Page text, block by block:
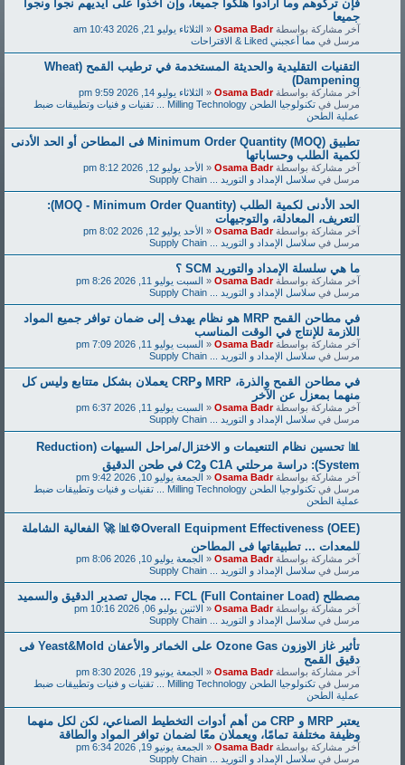
فإن تركوهم وما أرادوا هلكوا جميعا، وإن أخذوا على أيديهم نجوا ونجوا
جميعا
آخر مشاركة بواسطةOsama Badr
«الثلاثاء يوليو 21, 2026 10:43 am
مرسل فيمما أعجبني Liked & الاقتراحات
التقنيات التقليدية والحديثة المستخدمة في ترطيب القمح (Wheat
Dampening)
آخر مشاركة بواسطةOsama Badr
«الثلاثاء يوليو 14, 2026 9:59 pm
مرسل في
تكنولوجيا الطحن Milling Technology ... تقنيات و فنيات وتطبيقات ضبط
عملية الطحن
تطبيق Minimum Order Quantity (MOQ) فى المطاحن أو الحد الأدنى
لكمية الطلب وحساباتها
آخر مشاركة بواسطةOsama Badr
«الأحد يوليو 12, 2026 8:12 pm
مرسل فيسلاسل الإمداد و التوريد ... Supply Chain
الحد الأدنى لكمية الطلب (MOQ - Minimum Order Quantity):
التعريف، المعادلة، والتوجيهات
آخر مشاركة بواسطةOsama Badr
«الأحد يوليو 12, 2026 8:02 pm
مرسل فيسلاسل الإمداد و التوريد ... Supply Chain
ما هي سلسلة الإمداد والتوريد SCM ؟
آخر مشاركة بواسطةOsama Badr
«السبت يوليو 11, 2026 8:26 pm
مرسل فيسلاسل الإمداد و التوريد ... Supply Chain
في مطاحن القمح MRP هو نظام يهدف إلى ضمان توافر جميع المواد
اللازمة للإنتاج في الوقت المناسب
آخر مشاركة بواسطةOsama Badr
«السبت يوليو 11, 2026 7:09 pm
مرسل فيسلاسل الإمداد و التوريد ... Supply Chain
في مطاحن القمح والذرة، MRP وCRP يعملان بشكل متتابع وليس كل
منهما بمعزل عن الآخر
آخر مشاركة بواسطةOsama Badr
«السبت يوليو 11, 2026 6:37 pm
مرسل فيسلاسل الإمداد و التوريد ... Supply Chain
📊 تحسين نظام التنعيمات و الاختزال/مراحل السيهات (Reduction
System): دراسة مرحلتي C1A وC2 في طحن الدقيق
آخر مشاركة بواسطةOsama Badr
«الجمعة يوليو 10, 2026 9:42 pm
مرسل في
تكنولوجيا الطحن Milling Technology ... تقنيات و فنيات وتطبيقات ضبط
عملية الطحن
Overall Equipment Effectiveness (OEE)⚙️📊 🚀 الفعالية الشاملة
للمعدات ... تطبيقاتها فى المطاحن
آخر مشاركة بواسطةOsama Badr
«الجمعة يوليو 10, 2026 8:06 pm
مرسل فيسلاسل الإمداد و التوريد ... Supply Chain
مصطلح FCL (Full Container Load) ... مجال تصدير الدقيق والسميد
آخر مشاركة بواسطةOsama Badr
«الاثنين يوليو 06, 2026 10:16 pm
مرسل فيسلاسل الإمداد و التوريد ... Supply Chain
تأثير غاز الاوزون Ozone Gas على الخمائر والأعفان Yeast&Mold فى
دقيق القمح
آخر مشاركة بواسطةOsama Badr
«الجمعة يونيو 19, 2026 8:30 pm
مرسل في
تكنولوجيا الطحن Milling Technology ... تقنيات و فنيات وتطبيقات ضبط
عملية الطحن
يعتبر MRP و CRP من أهم أدوات التخطيط الصناعي، لكن لكل منهما
وظيفة مختلفة تمامًا، ويعملان معًا لضمان توافر المواد والطاقة
آخر مشاركة بواسطةOsama Badr
«الجمعة يونيو 19, 2026 6:34 pm
مرسل فيسلاسل الإمداد و التوريد ... Supply Chain